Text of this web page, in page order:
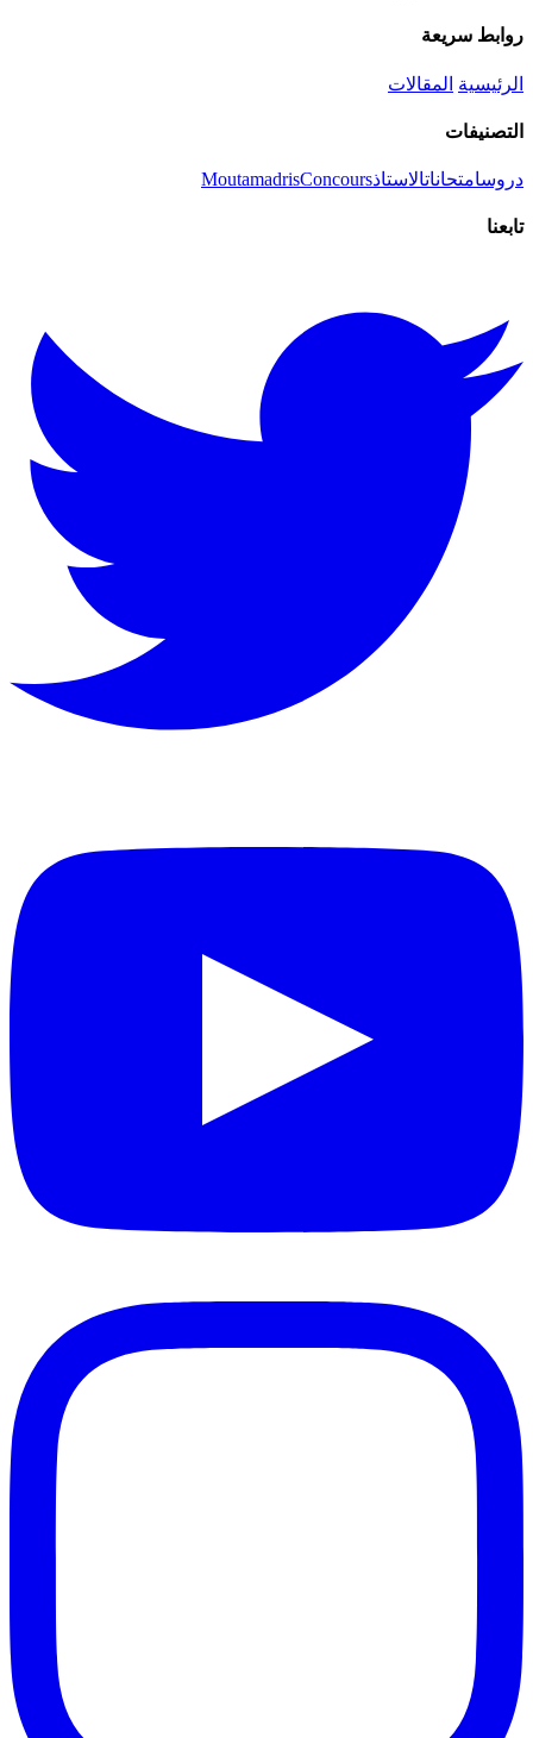
روابط سريعة
الرئيسية المقالات
التصنيفات
دروسامتحاناتالاستاذ MoutamadrisConcours
تابعنا